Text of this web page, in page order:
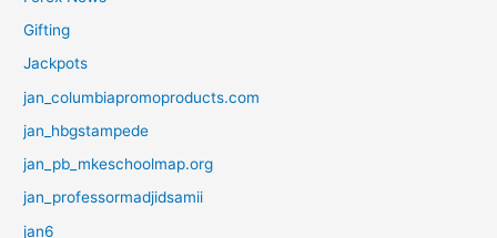
Gifting
Jackpots
jan_columbiapromoproducts.com
jan_hbgstampede
jan_pb_mkeschoolmap.org
jan_professormadjidsamii
jan6